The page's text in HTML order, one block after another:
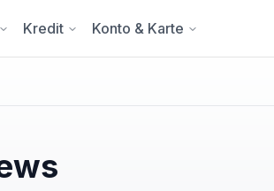
Kredit Konto & Karte